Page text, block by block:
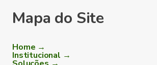
Mapa do Site
Home →
Institucional →